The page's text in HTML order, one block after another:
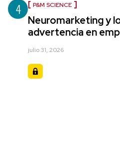
4 P&M SCIENCE
Neuromarketing y
advertencia en
julio 31, 2026